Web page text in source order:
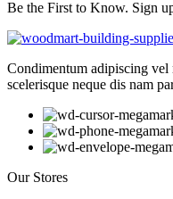
Be the First to Know. Sign
Condimentum adipiscing vel
scelerisque neque dis nam
Our Stores